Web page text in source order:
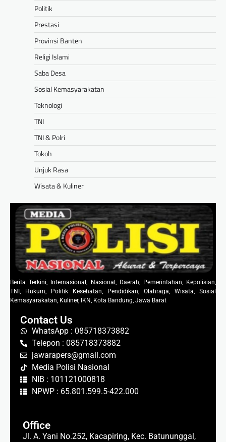
Politik
Prestasi
Provinsi Banten
Religi Islami
Saba Desa
Sosial Kemasyarakatan
Teknologi
TNI
TNI & Polri
Tokoh
Unjuk Rasa
Wisata & Kuliner
Berita Terkini, Internasional, Nasional, Daerah, Pemerintahan, Kepolisian,
TNI, Hukum, Politik Kesehatan, Pendidikan, Olahraga, Wisata, Sosial
Kemasyarakatan, Kuliner, IKN, Kota Bandung, Jawa Barat
Contact Us
WhatsApp : 085718373882
Telepon : 085718373882
jawarapers@gmail.com
Media Polisi Nasional
NIB : 101121000818
NPWP : 65.801.599.5-422.000
Office
Jl. A. Yani No.252, Kacapiring, Kec. Batununggal,